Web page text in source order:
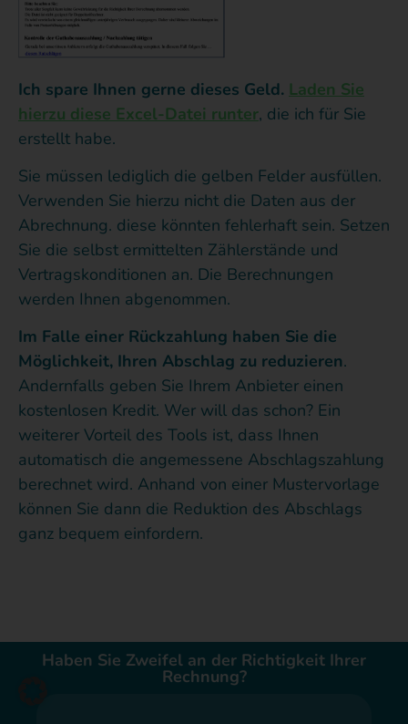
Ich spare Ihnen gerne dieses Geld. Laden Sie
hierzu diese Excel-Datei runter, die ich für Sie
erstellt habe.
Sie müssen lediglich die gelben Felder ausfüllen.
Verwenden Sie hierzu nicht die Daten aus der
Abrechnung. diese könnten fehlerhaft sein. Setzen
Sie die selbst ermittelten Zählerstände und
Vertragskonditionen an. Die Berechnungen
werden Ihnen abgenommen.
Im Falle einer Rückzahlung haben Sie die
Möglichkeit, Ihren Abschlag zu reduzieren.
Andernfalls geben Sie Ihrem Anbieter einen
kostenlosen Kredit. Wer will das schon? Ein
weiterer Vorteil des Tools ist, dass Ihnen
automatisch die angemessene Abschlagszahlung
berechnet wird. Anhand von einer Mustervorlage
können Sie dann die Reduktion des Abschlags
ganz bequem einfordern.
Haben Sie Zweifel an der Richtigkeit Ihrer
Rechnung?